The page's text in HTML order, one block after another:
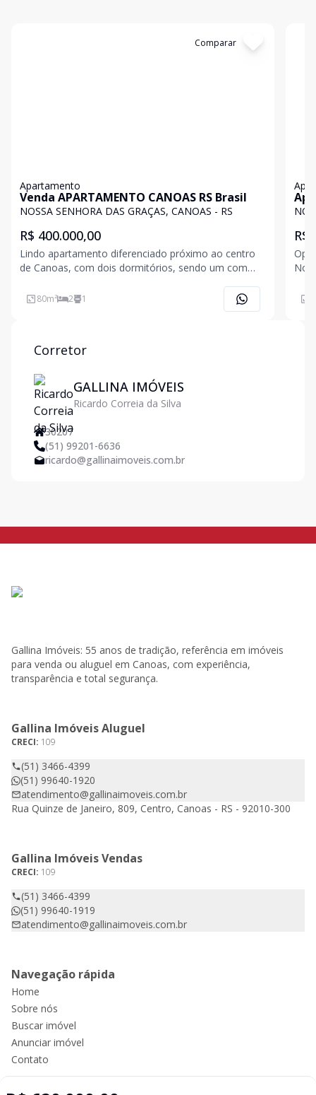
Comparar
Apartamento
Venda APARTAMENTO CANOAS RS Brasil
NOSSA SENHORA DAS GRAÇAS, CANOAS - RS
R$ 400.000,00
Lindo apartamento diferenciado próximo ao centro
de Canoas, com dois dormitórios, sendo um com
cozinha, lavanderia e 01 vaga de garagem coberta.-
Piso laminado e cerâmico;- Forro rebaixado em
80m² 2 1
em
R$
Corretor
GALLINA IMÓVEIS
Ricardo Correia da Silva
30207
(51) 99201-6636
ricardo@gallinaimoveis.com.br
Gallina Imóveis: 55 anos de tradição, referência em imóveis
para venda ou aluguel em Canoas, com experiência,
transparência e total segurança.
Gallina Imóveis Aluguel
CRECI: 109
(51) 3466-4399
(51) 99640-1920
atendimento@gallinaimoveis.com.br
Rua Quinze de Janeiro, 809, Centro, Canoas - RS - 92010-300
Gallina Imóveis Vendas
CRECI: 109
(51) 3466-4399
(51) 99640-1919
atendimento@gallinaimoveis.com.br
Navegação rápida
Home
Sobre nós
Buscar imóvel
Anunciar imóvel
Contato